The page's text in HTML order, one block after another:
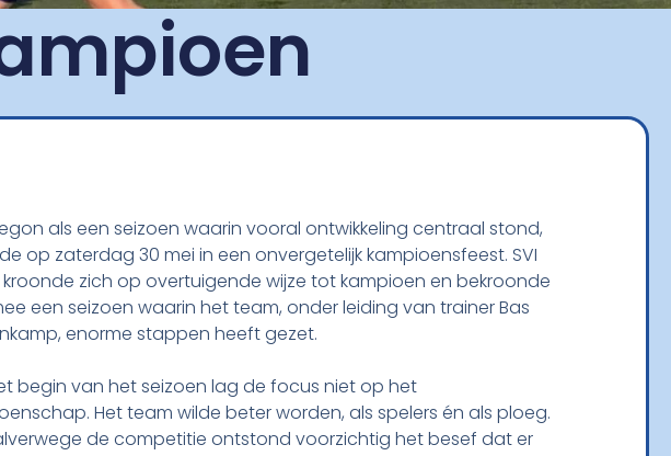
als een seizoen waarin vooral ontwikkeling centraal stond,
op zaterdag 30 mei in een onvergetelijk kampioensfeest. SVI
kroonde zich op overtuigende wijze tot kampioen en bekroonde
een seizoen waarin het team, onder leiding van trainer Bas
enorme stappen heeft gezet.
begin van het seizoen lag de focus niet op het
Het team wilde beter worden, als spelers én als ploeg.
de competitie ontstond voorzichtig het besef dat er